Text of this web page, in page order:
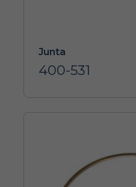
Junta
400-531